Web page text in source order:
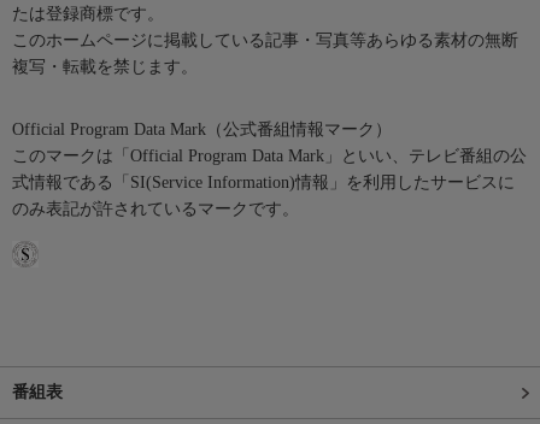
たは登録商標です。
このホームページに掲載している記事・写真等あらゆる素材の無断
複写・転載を禁じます。
Official Program Data Mark（公式番組情報マーク）
このマークは「Official Program Data Mark」といい、テレビ番組の公
式情報である「SI(Service Information)情報」を利用したサービスに
のみ表記が許されているマークです。
番組表